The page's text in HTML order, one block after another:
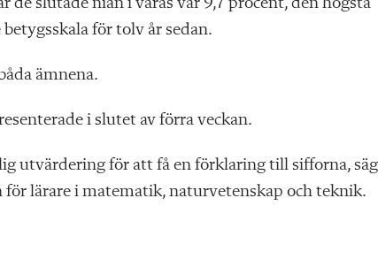
för tolv år sedan.
ämnena.
i slutet av förra veckan.
utvärdering för att få en förklaring till sifforna,
lärare i matematik, naturvetenskap och teknik.